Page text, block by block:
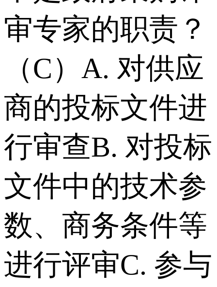
审专家的职责？
（C） A. 对供应
商的投标文件进
行审查 B. 对投标
文件中的技术参
数、商务条件等
进行评审 C. 参与